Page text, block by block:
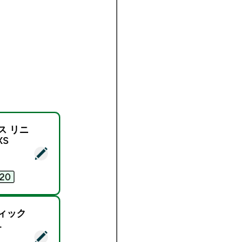
ームレス リニア レギンス - ダークオリーブ - XS
リニ
グラフィック トレーニング ブラ - ブラック - L
ック